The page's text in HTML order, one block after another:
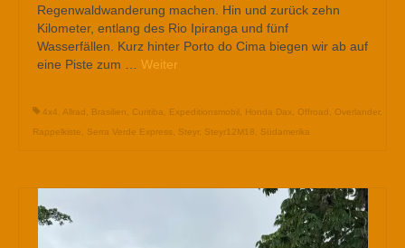
Regenwaldwanderung machen. Hin und zurück zehn
Kilometer, entlang des Rio Ipiranga und fünf
Wasserfällen. Kurz hinter Porto do Cima biegen wir ab auf
eine Piste zum … Weiter
4x4 Allrad Brasilien Curitiba Expeditionsmobil Honda Dax Offroad Overlander,
Rappelkiste
Serra Verde Express Steyr, Steyr12M18 Südamerika